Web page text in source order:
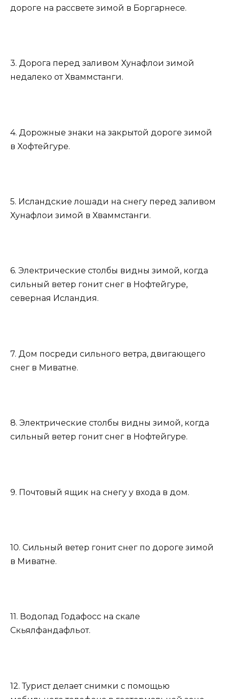
дороге на рассвете зимой в Боргарнесе.
3. Дорога перед заливом Хунафлои зимой
недалеко от Хваммстанги.
4. Дорожные знаки на закрытой дороге зимой
в Хофтейгуре.
5. Исландские лошади на снегу перед заливом
Хунафлои зимой в Хваммстанги.
6. Электрические столбы видны зимой, когда
сильный ветер гонит снег в Нофтейгуре,
северная Исландия.
7. Дом посреди сильного ветра, двигающего
снег в Миватне.
8. Электрические столбы видны зимой, когда
сильный ветер гонит снег в Нофтейгуре.
9. Почтовый ящик на снегу у входа в дом.
10. Сильный ветер гонит снег по дороге зимой
в Миватне.
11. Водопад Годафосс на скале
Скьялфандафльот.
12. Турист делает снимки с помощью